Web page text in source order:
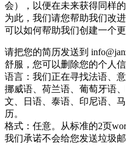
会），以便在未来获得同样的
为此，我们请您帮助我们改
可以如何帮助我们创建一个
请把您的简历发送到
舒服，您可以删除您的个人信
语言：我们正在寻找法语、
挪威语、荷兰语、葡萄牙语
文、日语、泰语、印尼语、
历。
格式：任意。从标准的2页
我们承诺不会给您发送垃圾